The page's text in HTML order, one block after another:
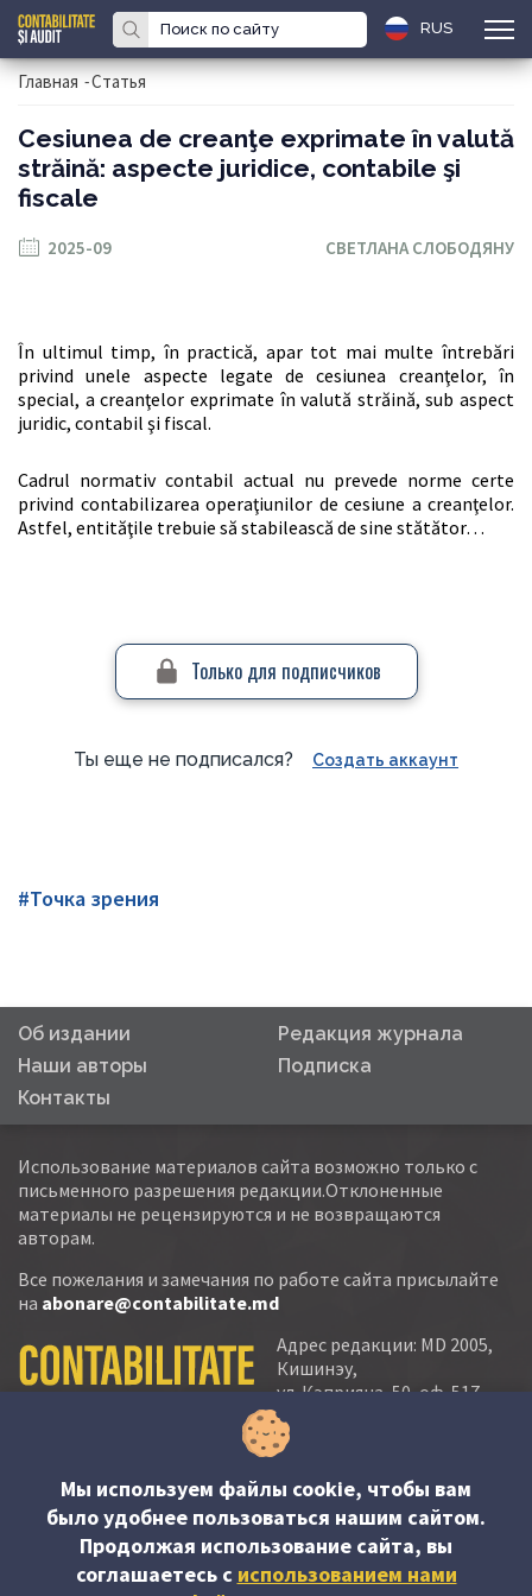
RUS
Главная -Статья
Cesiunea de creanţe exprimate în valută
străină: aspecte juridice, contabile şi
fiscale
2025-09 СВЕТЛАНА СЛОБОДЯНУ
În ultimul timp, în practică, apar tot mai multe întrebări
privind unele aspecte legate de cesiunea creanţelor, în
special, a creanţelor exprimate în valută străină, sub aspect
juridic, contabil şi fiscal.
Cadrul normativ contabil actual nu prevede norme certe
privind contabilizarea operaţiunilor de cesiune a creanţelor.
Astfel, entităţile trebuie să stabilească de sine stătător…
Только для подписчиков
Ты еще не подписался? Создать аккаунт
#Точка зрения
Об издании
Редакция журнала
Наши авторы
Подписка
Контакты
Использование материалов сайта возможно только с
письменного разрешения редакции.Отклоненные
материалы не рецензируются и не возвращаются
авторам.
Все пожелания и замечания по работе сайта присылайте
на abonare@contabilitate.md
Адрес редакции: MD 2005,
Кишинэу,
ул. Кэприяна, 50, оф. 517-
518
тел.:
тел./факс: (+373 22) 22 53 90
e-mail:
abonare@contabilitate.md
newsletter:
Мы используем файлы cookie, чтобы вам
было удобнее пользоваться нашим сайтом.
Продолжая использование сайта, вы
соглашаетесь c использованием нами